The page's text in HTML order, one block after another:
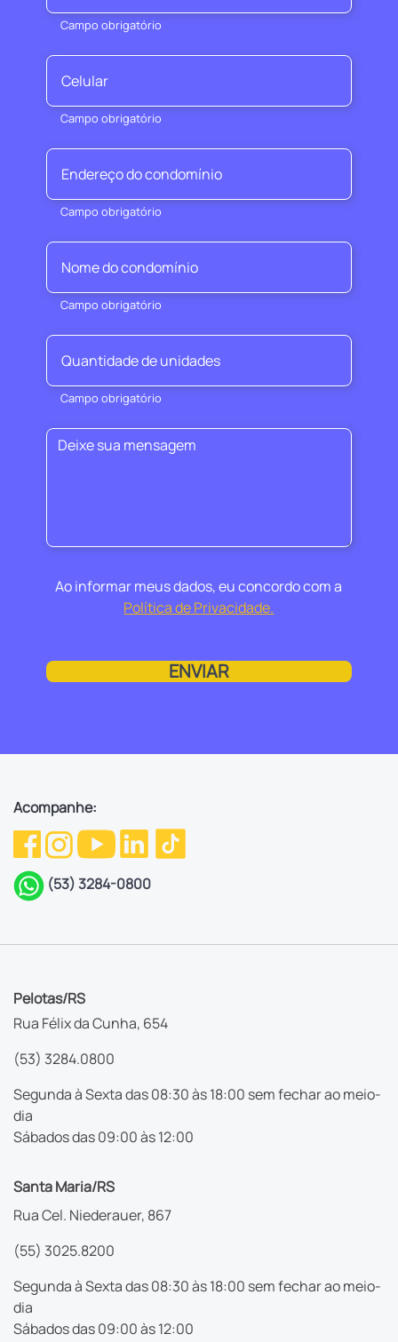
Campo obrigatório
Campo obrigatório
Campo obrigatório
Campo obrigatório
Campo obrigatório
Ao informar meus dados, eu concordo com a
Política de Privacidade.
ENVIAR
Acompanhe:
(53) 3284-0800
Pelotas/RS
Rua Félix da Cunha, 654
(53) 3284.0800
Segunda à Sexta das 08:30 às 18:00 sem fechar ao meio-
dia
Sábados das 09:00 às 12:00
Santa Maria/RS
Rua Cel. Niederauer, 867
(55) 3025.8200
Segunda à Sexta das 08:30 às 18:00 sem fechar ao meio-
dia
Sábados das 09:00 às 12:00